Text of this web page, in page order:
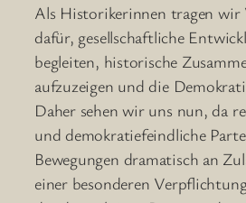
Als Historikerinnen tragen
dafür, gesellschaftliche
begleiten, historische
aufzuzeigen und die
Daher sehen wir uns nun, da
und demokratiefeindliche
Bewegungen dramatisch an
einer besonderen